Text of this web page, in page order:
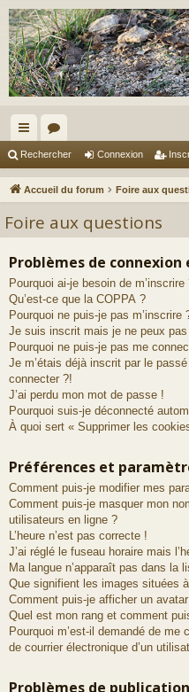
ac
co
s
or
u
Rechercher Connexion
Accueil du forum Foire aux
Foire aux questions
Problèmes de connexion
Pourquoi ai-je besoin de m’inscrire
Qu’est-ce que la COPPA ?
Pourquoi ne puis-je pas m’inscrire
Je suis inscrit mais je ne peux
Pourquoi ne puis-je pas me
Je m’étais déjà inscrit par le
connecter ?!
J’ai perdu mon mot de passe !
Pourquoi suis-je déconnecté
À quoi sert « Supprimer les
Préférences et
Comment puis-je modifier mes
Comment puis-je masquer mon
utilisateurs en ligne ?
L’heure n’est pas correcte !
J’ai réglé le fuseau horaire mais
Ma langue n’apparaît pas dans la
Que signifient les images situées
Comment puis-je afficher un
Quel est mon rang et comment
Pourquoi m’est-il demandé de
de courrier électronique d’un
Problèmes de publication